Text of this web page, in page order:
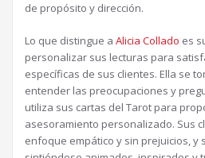
de propósito y dirección.
Lo que distingue a Alicia Collado es
personalizar sus lecturas para
específicas de sus clientes. Ella se
entender las preocupaciones y
utiliza sus cartas del Tarot para
asesoramiento personalizado. Sus
enfoque empático y sin prejuicios, y